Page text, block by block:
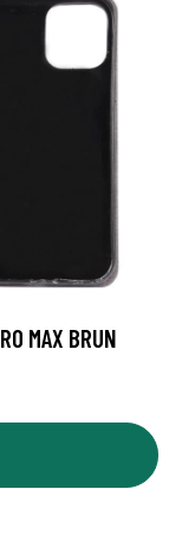
MAX BRUN